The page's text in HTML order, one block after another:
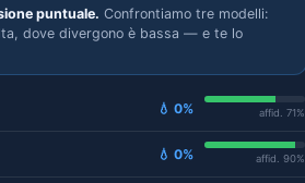
puntuale. Confrontiamo tre modelli:
dove divergono è bassa — e te lo
💧 0% affid. 71%
💧 0% affid. 90%